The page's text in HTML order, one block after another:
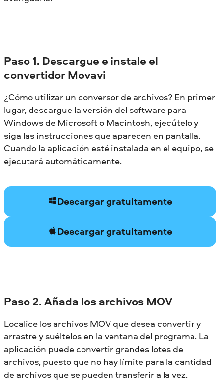
Paso 1. Descargue e instale el
convertidor Movavi
¿Cómo utilizar un conversor de archivos? En primer
lugar, descargue la versión del software para
Windows de Microsoft o Macintosh, ejecútelo y
siga las instrucciones que aparecen en pantalla.
Cuando la aplicación esté instalada en el equipo, se
ejecutará automáticamente.
Descargar gratuitamente
Descargar gratuitamente
Paso 2. Añada los archivos MOV
Localice los archivos MOV que desea convertir y
arrastre y suéltelos en la ventana del programa. La
aplicación puede convertir grandes lotes de
archivos, puesto que no hay límite para la cantidad
de archivos que se pueden transferir a la vez.